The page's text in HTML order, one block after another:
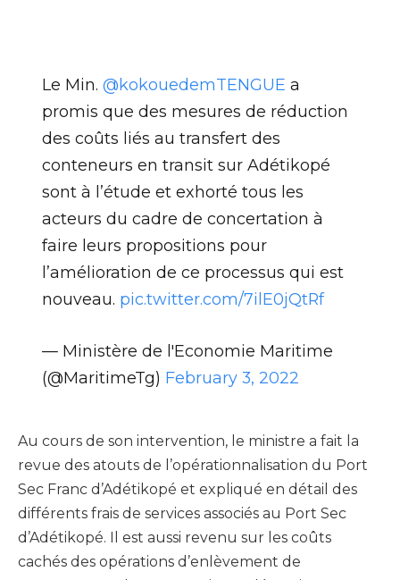
Le Min. @kokouedemTENGUE a
promis que des mesures de réduction
des coûts liés au transfert des
conteneurs en transit sur Adétikopé
sont à l’étude et exhorté tous les
acteurs du cadre de concertation à
faire leurs propositions pour
l’amélioration de ce processus qui est
nouveau. pic.twitter.com/7ilE0jQtRf
— Ministère de l'Economie Maritime
(@MaritimeTg) February 3, 2022
Au cours de son intervention, le ministre a fait la
revue des atouts de l’opérationnalisation du Port
Sec Franc d’Adétikopé et expliqué en détail des
différents frais de services associés au Port Sec
d’Adétikopé. Il est aussi revenu sur les coûts
cachés des opérations d’enlèvement de